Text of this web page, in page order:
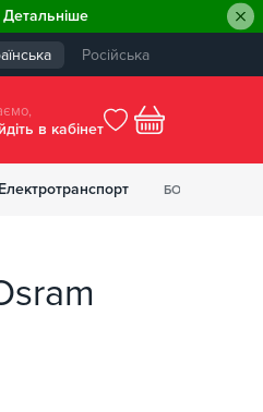
Детальніше
Російська
в кабiнет
БОНУСІВ
Електротранспорт